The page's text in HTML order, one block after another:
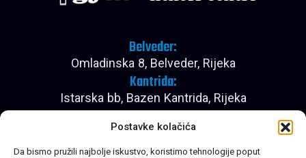
Postavke kolačića
Da bismo pružili najbolje iskustvo, koristimo tehnologije poput
Belveder:
Omladinska 8, Belveder, Rijeka
Kantrida:
Istarska bb, Bazen Kantrida, Rijeka
Pon - Pet:
08:00 - 22:30
Subota: